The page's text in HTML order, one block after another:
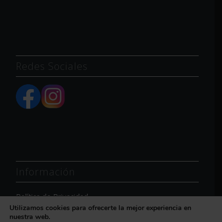
Redes Sociales
Información
Política de Privacidad
Política de Cookies
Utilizamos cookies para ofrecerte la mejor experiencia en
nuestra web.